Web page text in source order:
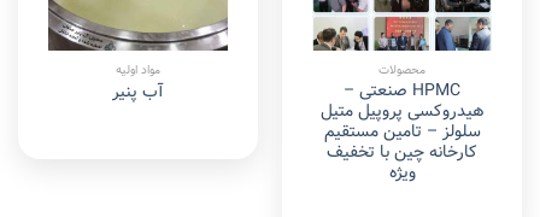
محصولات
HPMC صنعتی –
هیدروکسی پروپیل متیل
سلولز – تامین مستقیم
کارخانه چین با تخفیف
ویژه
مواد اولیه
آب پنیر